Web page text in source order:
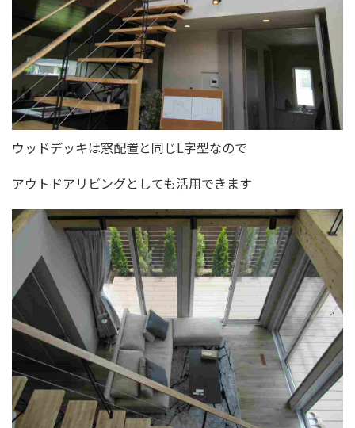
ウッドデッキは窓配置と同じL字型なので
アウトドアリビングとしても活用できます